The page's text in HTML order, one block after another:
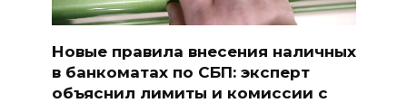
Новые правила внесения наличных
в банкоматах по СБП: эксперт
объяснил лимиты и комиссии с